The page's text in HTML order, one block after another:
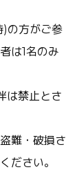
の方がご参
は1名のみ
は禁止とさ
難・破損さ
ださい。